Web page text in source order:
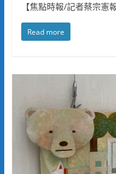
【焦點時報/記者蔡宗憲
Read more